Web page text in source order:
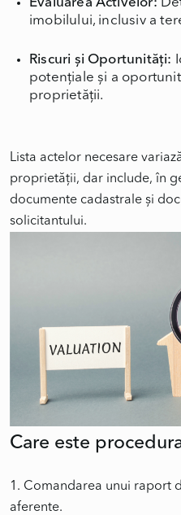
Evaluarea Activelor:
imobilului, inclusiv a
Riscuri și Oportunități:
potențiale și a
proprietății.
Lista actelor necesare
proprietății, dar include, în
documente cadastrale și
solicitantului.
Care este
1. Comandarea unui raport
aferente.